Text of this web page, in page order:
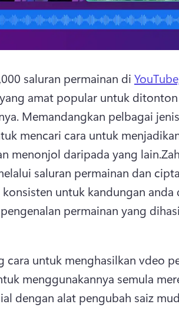
saluran permainan di
amat popular untuk
Memandangkan pelbagai
mencari cara untuk
menonjol daripada yang lain.
saluran permainan dan
konsisten untuk kandungan anda
permainan yang
cara untuk menghasilkan vdeo
menggunakannya semula
dengan alat pengubah saiz